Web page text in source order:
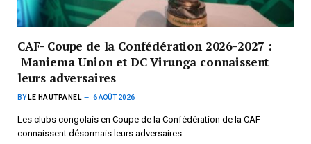
CAF- Coupe de la Confédération 2026-2027 :
Maniema Union et DC Virunga connaissent
leurs adversaires
BY LE HAUTPANEL 6 AOÛT 2026
Les clubs congolais en Coupe de la Confédération de la CAF
connaissent désormais leurs adversaires.…